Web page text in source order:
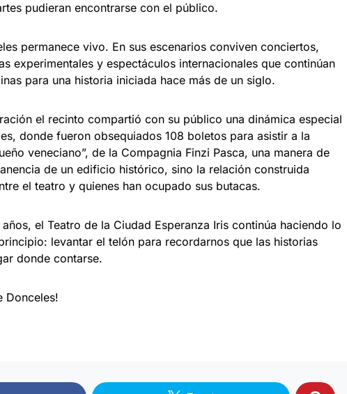
pudieran encontrarse con el público.
permanece vivo. En sus escenarios conviven conciertos,
experimentales y espectáculos internacionales que continúan
para una historia iniciada hace más de un siglo.
el recinto compartió con su público una dinámica especial
donde fueron obsequiados 108 boletos para asistir a la
veneciano”, de la Compagnia Finzi Pasca, una manera de
de un edificio histórico, sino la relación construida
el teatro y quienes han ocupado sus butacas.
el Teatro de la Ciudad Esperanza Iris continúa haciendo lo
levantar el telón para recordarnos que las historias
donde contarse.
Donceles!